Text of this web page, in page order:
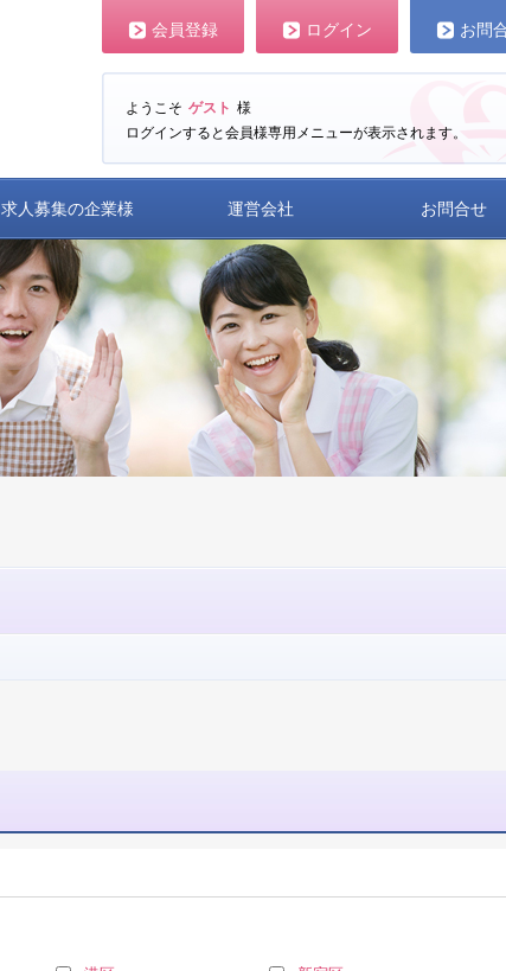
会員登録 ログイン お問
ようこそ ゲスト 様
ログインすると会員様専用メニューが表示されます。
求人募集の企業様 運営会社 お問合せ